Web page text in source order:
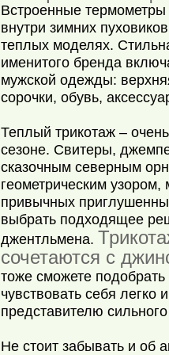
Встроенные
внутри зимних
теплых моделях.
именитого бренда
мужской одежды:
сорочки, обувь,
Теплый трикотаж –
сезоне. Свитеры,
сказочным северным
геометрическим
привычных
выбрать подходящее
джентльмена.
сочетаются с
тоже сможете
чувствовать себя
представителю
Не стоит забывать и об